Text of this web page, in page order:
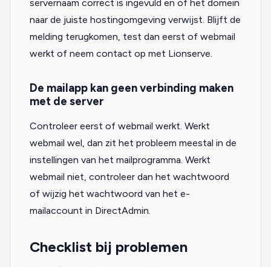
servernaam correct is ingevuld en of het domein
naar de juiste hostingomgeving verwijst. Blijft de
melding terugkomen, test dan eerst of webmail
werkt of neem contact op met Lionserve.
De mailapp kan geen verbinding maken
met de server
Controleer eerst of webmail werkt. Werkt
webmail wel, dan zit het probleem meestal in de
instellingen van het mailprogramma. Werkt
webmail niet, controleer dan het wachtwoord
of wijzig het wachtwoord van het e-
mailaccount in DirectAdmin.
Checklist bij problemen